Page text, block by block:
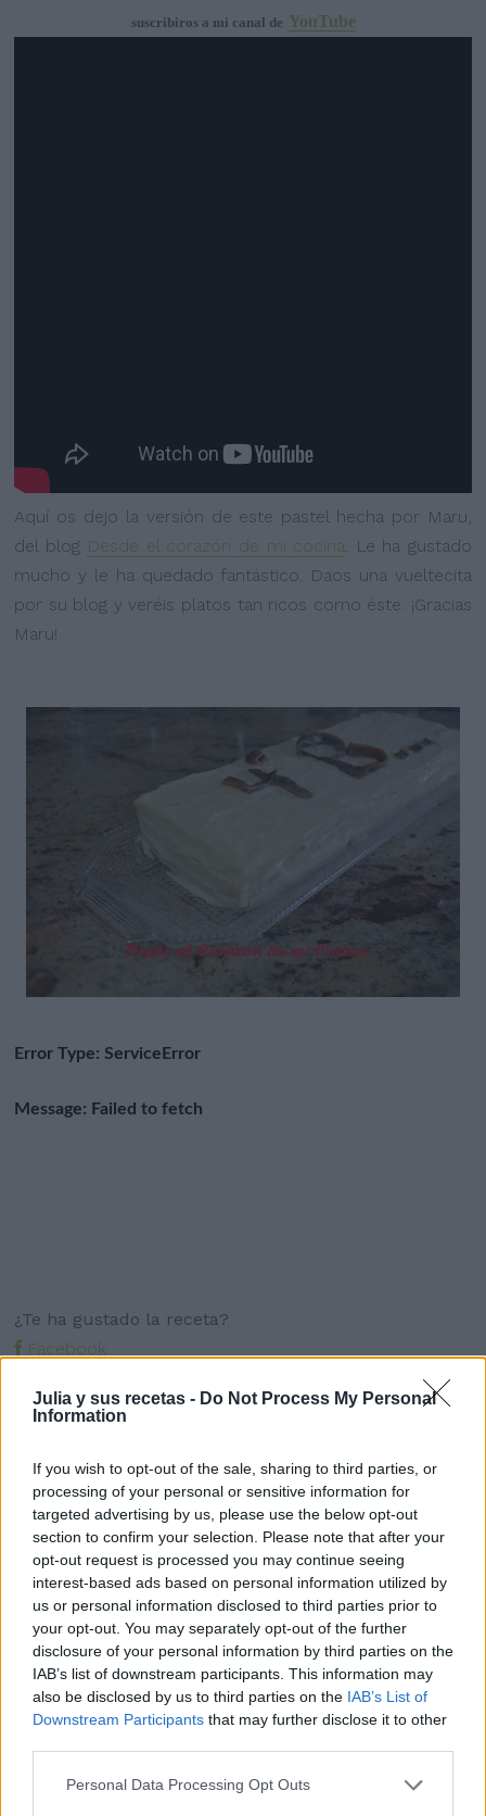
Julia y sus recetas - Do Not Process My Personal
Information
If you wish to opt-out of the sale, sharing to third parties, or
processing of your personal or sensitive information for
targeted advertising by us, please use the below opt-out
section to confirm your selection. Please note that after your
opt-out request is processed you may continue seeing
interest-based ads based on personal information utilized by
us or personal information disclosed to third parties prior to
your opt-out. You may separately opt-out of the further
disclosure of your personal information by third parties on the
IAB’s list of downstream participants. This information may
also be disclosed by us to third parties on the IAB’s List of
Downstream Participants that may further disclose it to other
Personal Data Processing Opt Outs
suscribiros a mi canal de YouTube
Aquí os dejo la versión de este pastel hecha por Maru,
del blog Desde el corazón de mi cocina . Le ha gustado
mucho y le ha quedado fantástico. Daos una vueltecita
por su blog y veréis platos tan ricos como éste. ¡Gracias
Maru!
¿Te ha gustado la receta?
Facebook
Pinea esta receta
Receta guardada en : entrantes,pasteles fríos,
pescados,varios
Entrada más reciente Entrada antigua